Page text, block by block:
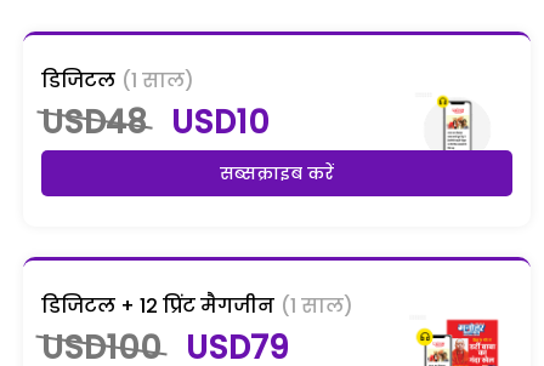
डिजिटल (1 साल)
USD48 USD10
सब्सक्राइब करें
डिजिटल + 12 प्रिंट मैगजीन (1 साल)
USD100 USD79